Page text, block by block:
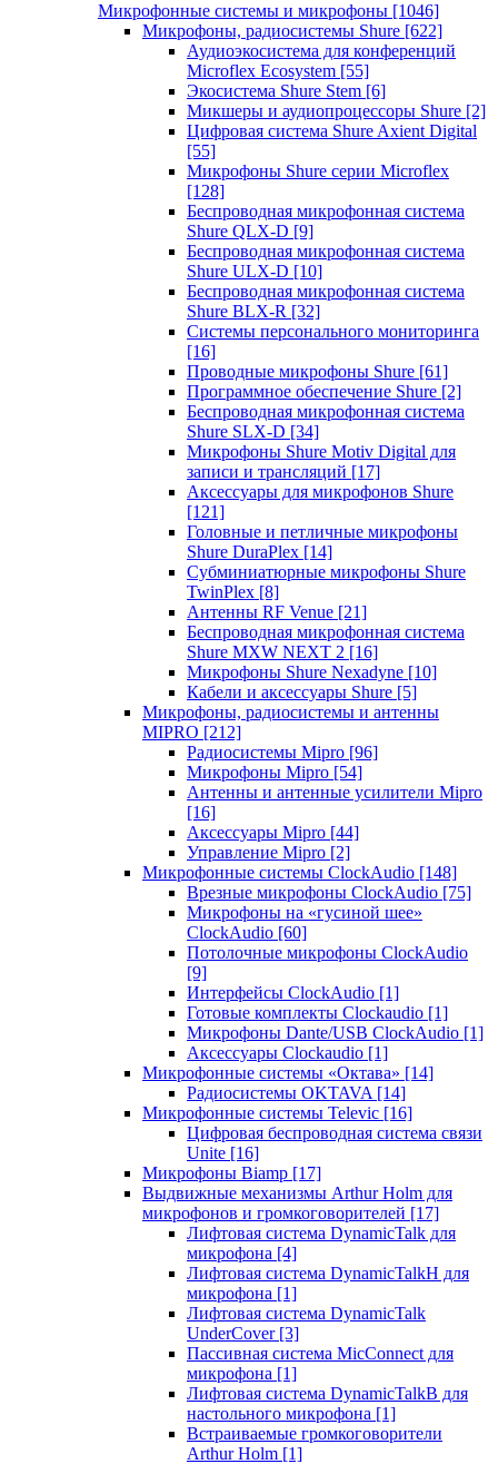
Микрофонные системы и микрофоны [1046]
Микрофоны, радиосистемы Shure [622]
Аудиоэкосистема для конференций
Microflex Ecosystem [55]
Экосистема Shure Stem [6]
Микшеры и аудиопроцессоры Shure [2]
Цифровая система Shure Axient Digital
[55]
Микрофоны Shure серии Microflex
[128]
Беспроводная микрофонная система
Shure QLX-D [9]
Беспроводная микрофонная система
Shure ULX-D [10]
Беспроводная микрофонная система
Shure BLX-R [32]
Системы персонального мониторинга
[16]
Проводные микрофоны Shure [61]
Программное обеспечение Shure [2]
Беспроводная микрофонная система
Shure SLX-D [34]
Микрофоны Shure Motiv Digital для
записи и трансляций [17]
Аксессуары для микрофонов Shure
[121]
Головные и петличные микрофоны
Shure DuraPlex [14]
Субминиатюрные микрофоны Shure
TwinPlex [8]
Антенны RF Venue [21]
Беспроводная микрофонная система
Shure MXW NEXT 2 [16]
Микрофоны Shure Nexadyne [10]
Кабели и аксессуары Shure [5]
Микрофоны, радиосистемы и антенны
MIPRO [212]
Радиосистемы Mipro [96]
Микрофоны Mipro [54]
Антенны и антенные усилители Mipro
[16]
Аксессуары Mipro [44]
Управление Mipro [2]
Микрофонные системы ClockAudio [148]
Врезные микрофоны ClockAudio [75]
Микрофоны на «гусиной шее»
ClockAudio [60]
Потолочные микрофоны ClockAudio
[9]
Интерфейсы ClockAudio [1]
Готовые комплекты Clockaudio [1]
Микрофоны Dante/USB ClockAudio [1]
Аксессуары Clockaudio [1]
Микрофонные системы «Октава» [14]
Радиосистемы OKTAVA [14]
Микрофонные системы Televic [16]
Цифровая беспроводная система связи
Unite [16]
Микрофоны Biamp [17]
Выдвижные механизмы Arthur Holm для
микрофонов и громкоговорителей [17]
Лифтовая система DynamicTalk для
микрофона [4]
Лифтовая система DynamicTalkH для
микрофона [1]
Лифтовая система DynamicTalk
UnderCover [3]
Пассивная система MicConnect для
микрофона [1]
Лифтовая система DynamicTalkB для
настольного микрофона [1]
Встраиваемые громкоговорители
Arthur Holm [1]